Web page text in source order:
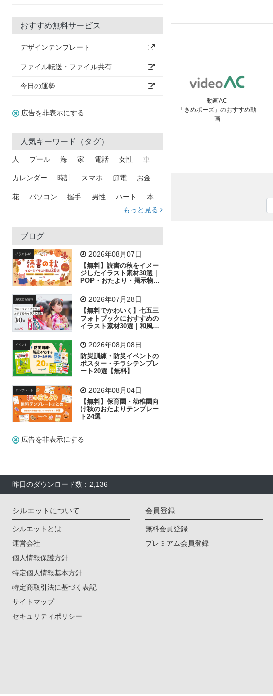
おすすめ無料サービス
デザインテンプレート
ファイル転送・ファイル共有
今日の運勢
広告を非表示にする
人気キーワード（タグ）
人 プール 海 家 電話 女性 車
カレンダー 時計 スマホ 節電 お金
花 パソコン 握手 男性 ハート 本
トラック 木
吹き出し
飛行機 グラフ ビル 魚 家族 書類
歩く 工場 会社 太陽 キラキラ
子供 作業員 葉 相談 ピクトグラム
もっと見る
ブログ
イラストAC 2026年08月07日
【無料】読書の秋をイメー
ジしたイラスト素材30選｜
POP・おたより・掲示物に
お役立ち情報 2026年07月28日
【無料でかわいく】七五三
フォトブックにおすすめの
イラスト素材30選｜和風の
イベント 2026年08月08日
防災訓練・防災イベントの
ポスター・チラシテンプレ
ート20選【無料】
テンプレート 2026年08月04日
【無料】保育園・幼稚園向
け秋のおたよりテンプレー
ト24選
広告を非表示にする
動画AC
「きめポーズ」のおすすめ動
画
昨日のダウンロード数：2,136
シルエットについて
シルエットとは
運営会社
個人情報保護方針
特定個人情報基本方針
特定商取引法に基づく表記
サイトマップ
セキュリティポリシー
会員登録
無料会員登録
プレミアム会員登録